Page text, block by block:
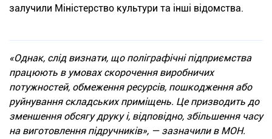
залучили Міністерство культури та інші відомства.
«Однак, слід визнати, що поліграфічні підприємства
працюють в умовах скорочення виробничих
потужностей, обмеження ресурсів, пошкодження або
руйнування складських приміщень. Це призводить до
зменшення обсягу друку і, відповідно, збільшення часу
на виготовлення підручників», — зазначили в МОН.